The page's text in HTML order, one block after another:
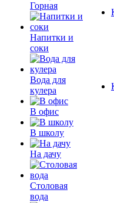
Горная
Напитки и
соки
Вода для
кулера
В офис
В школу
На дачу
Столовая
вода